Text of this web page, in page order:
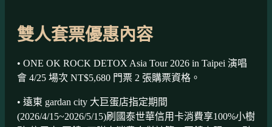
雙人套票優惠內容
• ONE OK ROCK DETOX Asia Tour 2026 in Taipei 演唱
會 4/25 場次 NT$5,680 門票 2 張購票資格。
• 遠東 gardan city 大巨蛋店指定期間
(2026/4/15~2026/5/15)刷國泰世華信用卡消費享100%小樹